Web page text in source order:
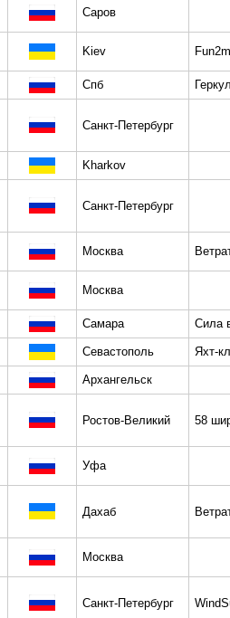
Саров
Kiev
Спб
Санкт-Петербург
Kharkov
Санкт-Петербург
Москва
Москва
Самара Сила
Севастополь Яхт-
Архангельск
Ростов-Великий 58
Уфа
Дахаб
Москва
Санкт-Петербург